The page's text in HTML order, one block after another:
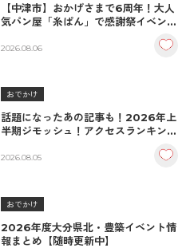
【中津市】おかげさまで6周年！大人
気パン屋「糸ぱん」で感謝祭イベント
♪（8/7〜8/9）
2026.08.06
おでかけ
話題になったあの記事も！2026年上
半期ジモッシュ！アクセスランキング
2026.08.05
おでかけ
2026年度大分県北・豊築イベント情
報まとめ【随時更新中】